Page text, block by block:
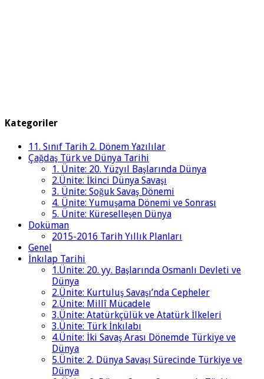
Kategoriler
11. Sınıf Tarih 2. Dönem Yazılılar
Çağdaş Türk ve Dünya Tarihi
1. Ünite: 20. Yüzyıl Başlarında Dünya
2.Ünite: İkinci Dünya Savaşı
3. Ünite: Soğuk Savaş Dönemi
4. Ünite: Yumuşama Dönemi ve Sonrası
5. Ünite: Küreselleşen Dünya
Doküman
2015-2016 Tarih Yıllık Planları
Genel
İnkılap Tarihi
1.Ünite: 20. yy. Başlarında Osmanlı Devleti ve
Dünya
2.Ünite: Kurtuluş Savaşı’nda Cepheler
2.Ünite: Millî Mücadele
3.Ünite: Atatürkçülük ve Atatürk İlkeleri
3.Ünite: Türk İnkılabı
4.Ünite: İki Savaş Arası Dönemde Türkiye ve
Dünya
5.Ünite: 2. Dünya Savaşı Sürecinde Türkiye ve
Dünya